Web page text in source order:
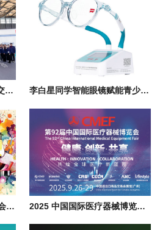
李白眼镜亮相 2025 中国高交会 3E 消费电子展，发布全球最轻智能眼镜 李白星同学智能眼镜赋能青少年近视管理，亮相高交会3E亚洲消费电子展会
中国（上海）国际乐器展览会, Music China 2025 上海新国际博览中心见 2025 中国国际医疗器械博览会, 医疗技术落地与全球化破局